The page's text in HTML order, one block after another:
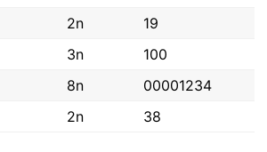
2n
19
3n
100
8n
00001234
2n 38